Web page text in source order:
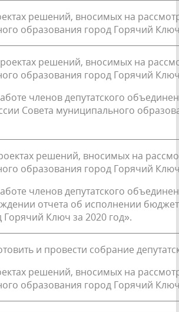
решений, вносимых на
образования город Горячий
решений, вносимых на
образования город Горячий
членов депутатского
Совета муниципального
решений, вносимых на
образования город Горячий
членов депутатского
отчета об исполнении
Горячий Ключ за 2020 год».
и провести собрание
решений, вносимых на
образования город Горячий